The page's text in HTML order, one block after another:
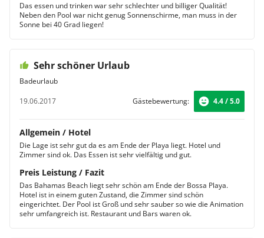
Das essen und trinken war sehr schlechter und billiger Qualität!
Neben den Pool war nicht genug Sonnenschirme, man muss in der
Sonne bei 40 Grad liegen!
Sehr schöner Urlaub
Badeurlaub
19.06.2017
Gästebewertung: 4.4 / 5.0
Allgemein / Hotel
Die Lage ist sehr gut da es am Ende der Playa liegt. Hotel und
Zimmer sind ok. Das Essen ist sehr vielfältig und gut.
Preis Leistung / Fazit
Das Bahamas Beach liegt sehr schön am Ende der Bossa Playa.
Hotel ist in einem guten Zustand, die Zimmer sind schön
eingerichtet. Der Pool ist Groß und sehr sauber so wie die Animation
sehr umfangreich ist. Restaurant und Bars waren ok.